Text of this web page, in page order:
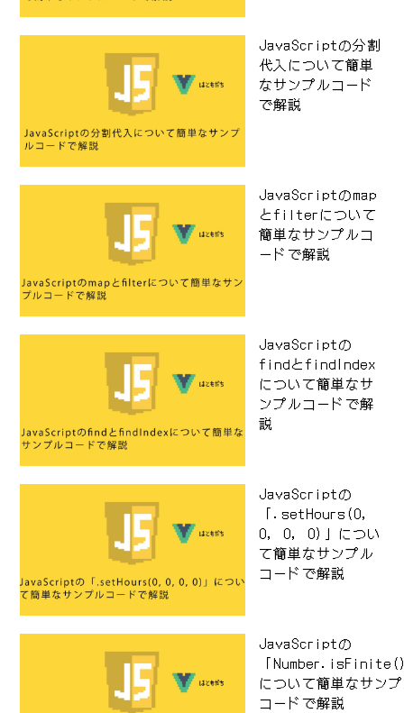
JavaScriptの分割
代入について簡単
なサンプルコード
で解説
JavaScriptのmap
とfilterについて
簡単なサンプルコ
ードで解説
JavaScriptの
findとfindIndex
について簡単なサ
ンプルコードで解
説
JavaScriptの
「.setHours(0,
0, 0, 0)」につい
て簡単なサンプル
コードで解説
JavaScriptの
「
について簡単なサン
コードで解説